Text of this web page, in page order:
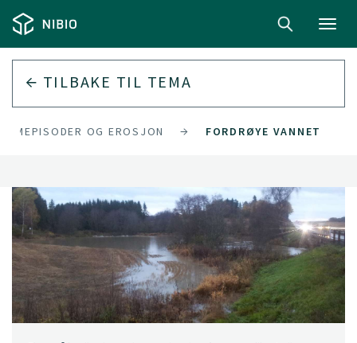
TILBAKE TIL TEMA
OG EROSJON FORDRØYE VANNET